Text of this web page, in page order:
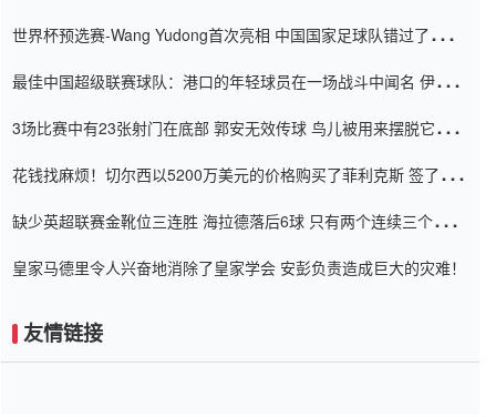
世界杯预选赛-Wang Yudong首次亮相 中国国家足球队错过了世界
最佳中国超级联赛球队：港口的年轻球员在一场战斗中闻名 伊万放
3场比赛中有23张射门在底部 郭安无效传球 鸟儿被用来摆脱它
花钱找麻烦！切尔西以5200万美元的价格购买了菲利克斯 签了7年
缺少英超联赛金靴位三连胜 海拉德落后6球 只有两个连续三个连续
皇家马德里令人兴奋地消除了皇家学会 安彭负责造成巨大的灾难！
友情链接